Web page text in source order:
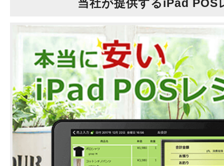
当社が提供するiPad POS